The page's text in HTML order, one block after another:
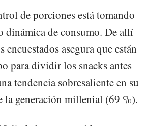
de porciones está tomando
dinámica de consumo. De allí
asegura que están
para dividir los snacks antes
tendencia sobresaliente en su
la generación millenial (69 %).